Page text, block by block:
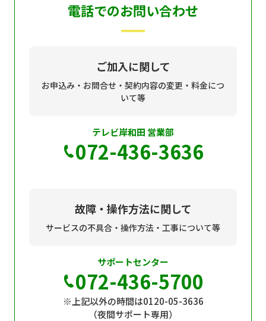
電話でのお問い合わせ
ご加入に関して
お申込み・お問合せ・契約内容の変更・料金につ
いて等
テレビ岸和田 営業部
072-436-3636
故障・操作方法に関して
サービスの不具合・操作方法・工事について等
サポートセンター
072-436-5700
※上記以外の時間は0120-05-3636
（夜間サポート専用）